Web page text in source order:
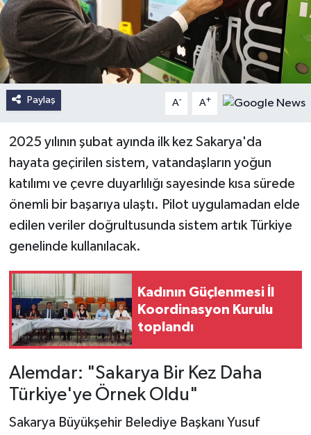
Paylaş A- A+
2025 yılının şubat ayında ilk kez Sakarya'da
hayata geçirilen sistem, vatandaşların yoğun
katılımı ve çevre duyarlılığı sayesinde kısa sürede
önemli bir başarıya ulaştı. Pilot uygulamadan elde
edilen veriler doğrultusunda sistem artık Türkiye
genelinde kullanılacak.
Kadının Güçlenmesi İl
Koordinasyon Kurulu
toplandı
Alemdar: "Sakarya Bir Kez Daha
Türkiye'ye Örnek Oldu"
Sakarya Büyükşehir Belediye Başkanı Yusuf